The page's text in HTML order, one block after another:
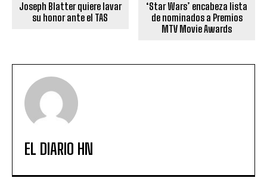
Joseph Blatter quiere lavar
su honor ante el TAS
‘Star Wars’ encabeza lista
de nominados a Premios
MTV Movie Awards
EL DIARIO HN